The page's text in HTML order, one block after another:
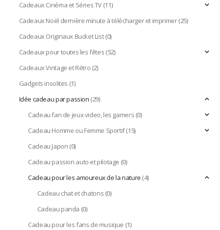
Cadeaux Cinéma et Séries TV(11)
Cadeaux Noël dernière minute à télécharger et imprimer(25)
Cadeaux Originaux Bucket List(0)
Cadeaux pour toutes les fêtes(52)
Cadeaux Vintage et Rétro(2)
Gadgets insolites (1)
Idée cadeau par passion(29)
Cadeau fan de jeux video, les gamers(0)
Cadeau Homme ou Femme Sportif(15)
Cadeau Japon(0)
Cadeau passion auto et pilotage (0)
Cadeau pour les amoureux de la nature(4)
Cadeau chat et chatons(0)
Cadeau panda (0)
Cadeau pour les fans de musique (1)